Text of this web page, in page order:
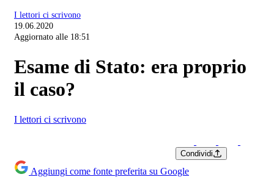
I lettori ci scrivono
19.06.2020
Aggiornato alle 18:51
Esame di Stato: era proprio
il caso?
I lettori ci scrivono
Condividi
Aggiungi come fonte preferita su Google